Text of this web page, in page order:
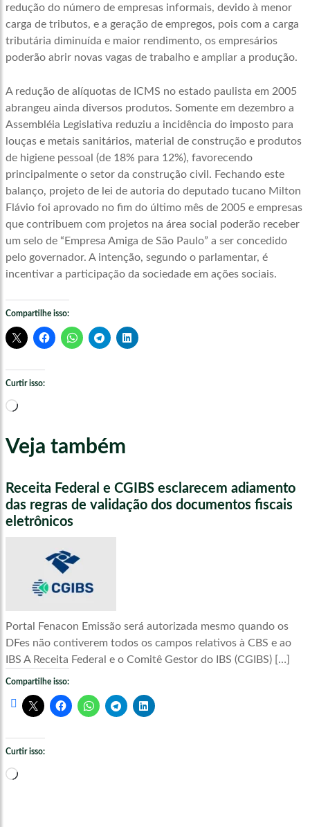
redução do número de empresas informais, devido à menor
carga de tributos, e a geração de empregos, pois com a carga
tributária diminuída e maior rendimento, os empresários
poderão abrir novas vagas de trabalho e ampliar a produção.
A redução de alíquotas de ICMS no estado paulista em 2005
abrangeu ainda diversos produtos. Somente em dezembro a
Assembléia Legislativa reduziu a incidência do imposto para
louças e metais sanitários, material de construção e produtos
de higiene pessoal (de 18% para 12%), favorecendo
principalmente o setor da construção civil. Fechando este
balanço, projeto de lei de autoria do deputado tucano Milton
Flávio foi aprovado no fim do último mês de 2005 e empresas
que contribuem com projetos na área social poderão receber
um selo de “Empresa Amiga de São Paulo” a ser concedido
pelo governador. A intenção, segundo o parlamentar, é
incentivar a participação da sociedade em ações sociais.
Compartilhe isso:
Curtir isso:
Carregando...
Veja também
Receita Federal e CGIBS esclarecem adiamento
das regras de validação dos documentos fiscais
eletrônicos
Portal Fenacon Emissão será autorizada mesmo quando os
DFes não contiverem todos os campos relativos à CBS e ao
IBS A Receita Federal e o Comitê Gestor do IBS (CGIBS) […]
Compartilhe isso:
Curtir isso:
Carregando...